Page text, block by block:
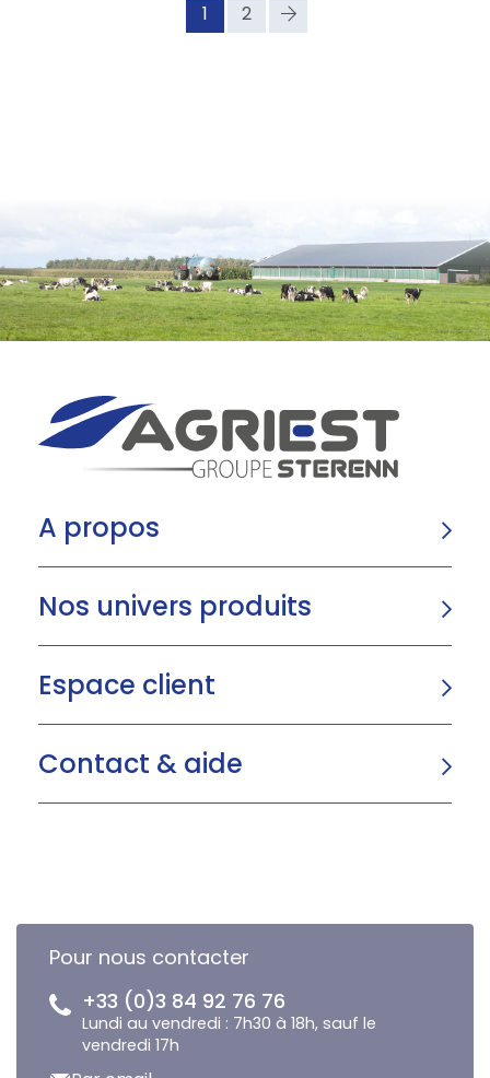
1 2
A propos
Nos univers produits
Espace client
Contact & aide
Pour nous contacter
+33 (0)3 84 92 76 76
Lundi au vendredi : 7h30 à 18h, sauf le
vendredi 17h